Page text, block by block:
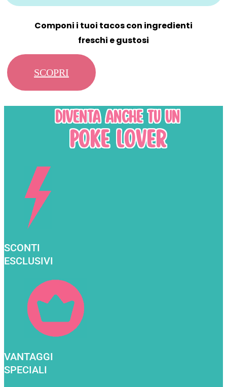
Componi i tuoi tacos con ingredienti
freschi e gustosi
SCOPRI
DIVENTA ANCHE TU UN
POKE LOVER
SCONTI
ESCLUSIVI
VANTAGGI
SPECIALI